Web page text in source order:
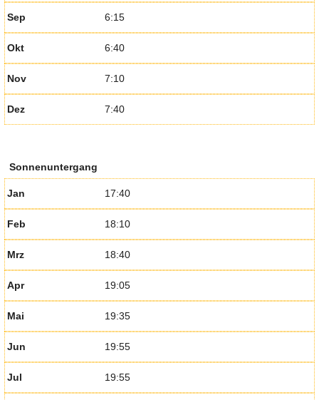
Sep 6:15
Okt 6:40
Nov 7:10
Dez 7:40
Sonnenuntergang
Jan 17:40
Feb 18:10
Mrz 18:40
Apr 19:05
Mai 19:35
Jun 19:55
Jul 19:55